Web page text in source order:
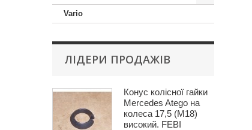
Vario
ЛІДЕРИ ПРОДАЖІВ
Конус колісної гайки
Mercedes Atego на
колеса 17,5 (M18)
високий. FEBI